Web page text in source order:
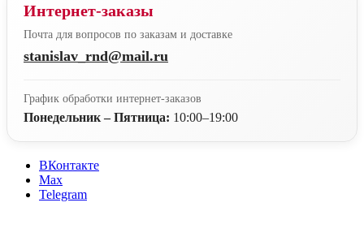
Интернет-заказы
Почта для вопросов по заказам и доставке
stanislav_rnd@mail.ru
График обработки интернет-заказов
Понедельник – Пятница: 10:00–19:00
ВКонтакте
Max
Telegram